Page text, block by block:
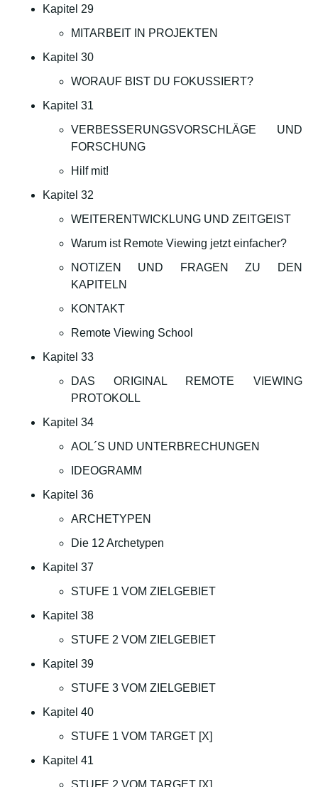
Kapitel 29
MITARBEIT IN PROJEKTEN
Kapitel 30
WORAUF BIST DU FOKUSSIERT?
Kapitel 31
VERBESSERUNGSVORSCHLÄGE UND
FORSCHUNG
Hilf mit!
Kapitel 32
WEITERENTWICKLUNG UND ZEITGEIST
Warum ist Remote Viewing jetzt einfacher?
NOTIZEN UND FRAGEN ZU DEN
KAPITELN
KONTAKT
Remote Viewing School
Kapitel 33
DAS ORIGINAL REMOTE VIEWING
PROTOKOLL
Kapitel 34
AOL´S UND UNTERBRECHUNGEN
IDEOGRAMM
Kapitel 36
ARCHETYPEN
Die 12 Archetypen
Kapitel 37
STUFE 1 VOM ZIELGEBIET
Kapitel 38
STUFE 2 VOM ZIELGEBIET
Kapitel 39
STUFE 3 VOM ZIELGEBIET
Kapitel 40
STUFE 1 VOM TARGET [X]
Kapitel 41